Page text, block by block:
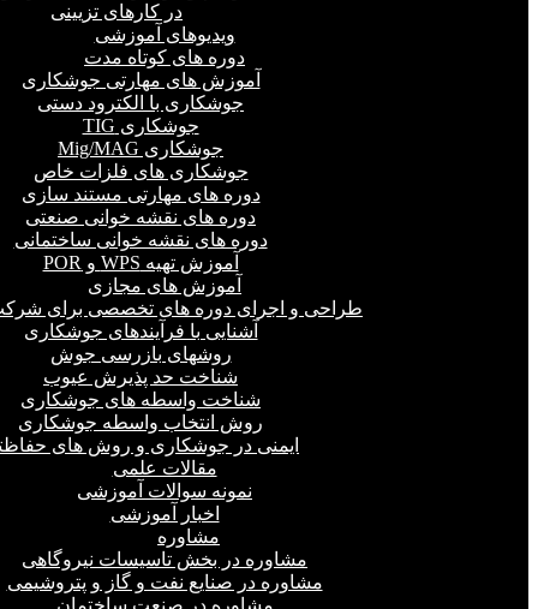
در کارهای تزیینی
ویدیوهای آموزشی
دوره های کوتاه مدت
آموزش های مهارتی جوشکاری
جوشکاری با الکترود دستی
جوشکاری TIG
جوشکاری Mig/MAG
جوشکاری های فلزات خاص
دوره های مهارتی مستند سازی
دوره های نقشه خوانی صنعتی
دوره های نقشه خوانی ساختمانی
آموزش تهیه WPS و POR
آموزش های مجازی
طراحی و اجرای دوره های تخصصی برای
آشنایی با فرآیندهای جوشکاری
روشهای بازرسی جوش
شناخت حد پذیرش عیوب
شناخت واسطه های جوشکاری
روش انتخاب واسطه جوشکاری
ایمنی در جوشکاری و روش های
مقالات علمی
نمونه سوالات آموزشی
اخبار آموزشی
مشاوره
مشاوره در بخش تاسیسات نیروگاهی
مشاوره در صنایع نفت و گاز و پتروشیمی
مشاوره در صنعت ساختمان